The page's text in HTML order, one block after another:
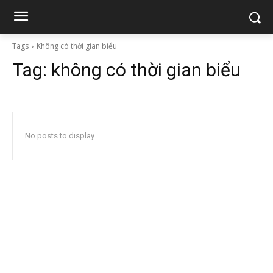
Tags Không có thời gian biểu
Tag: không có thời gian biểu
No posts to display